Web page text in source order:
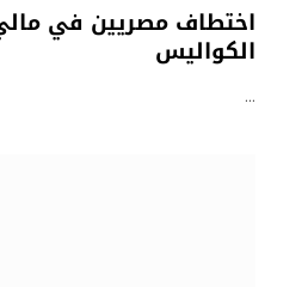
اختطاف مصريين في
الكواليس
…